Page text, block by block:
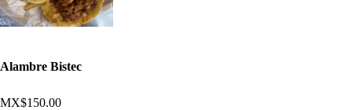
Alambre Bistec
MX$150.00